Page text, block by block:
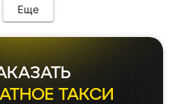
Еще
ТАКСИ